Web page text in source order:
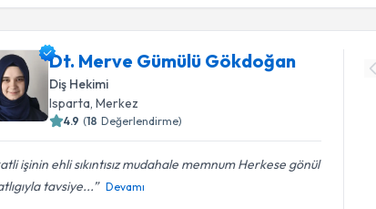
Dt. Merve Gümülü Gökdoğan
Diş Hekimi
Isparta , Merkez
4.9 (18 Değerlendirme)
işinin ehli sıkıntısız mudahale memnum Herkese gönül
tavsiye...
Devamı